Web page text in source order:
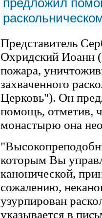
Представитель
Охридский Иоанн
пожара,
захваченного
Церковь"). Он
помощь, отметив,
монастырю она
которым Вы
канонической,
сожалению,
узурпирован
указывается в